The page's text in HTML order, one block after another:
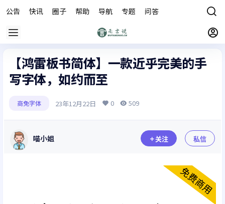
公告 快讯 圈子 帮助 导航 专题 问答
【鸿雷板书简体】一款近乎完美的手
写字体，如约而至
商免字体 23年12月22日 0 509
喵小姐 关注 私信